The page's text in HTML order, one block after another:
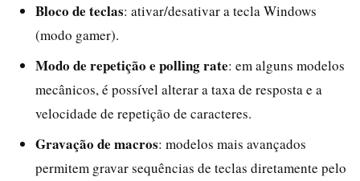
Bloco de teclas: ativar/desativar a tecla Windows
(modo gamer).
Modo de repetição e polling rate: em alguns modelos
mecânicos, é possível alterar a taxa de resposta e a
velocidade de repetição de caracteres.
Gravação de macros: modelos mais avançados
permitem gravar sequências de teclas diretamente pelo